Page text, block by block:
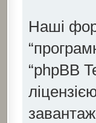
Наші
“phpBB